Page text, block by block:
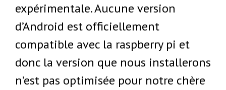
expérimentale. Aucune version
d’Android est officiellement
compatible avec la raspberry pi et
donc la version que nous installerons
n’est pas optimisée pour notre chère